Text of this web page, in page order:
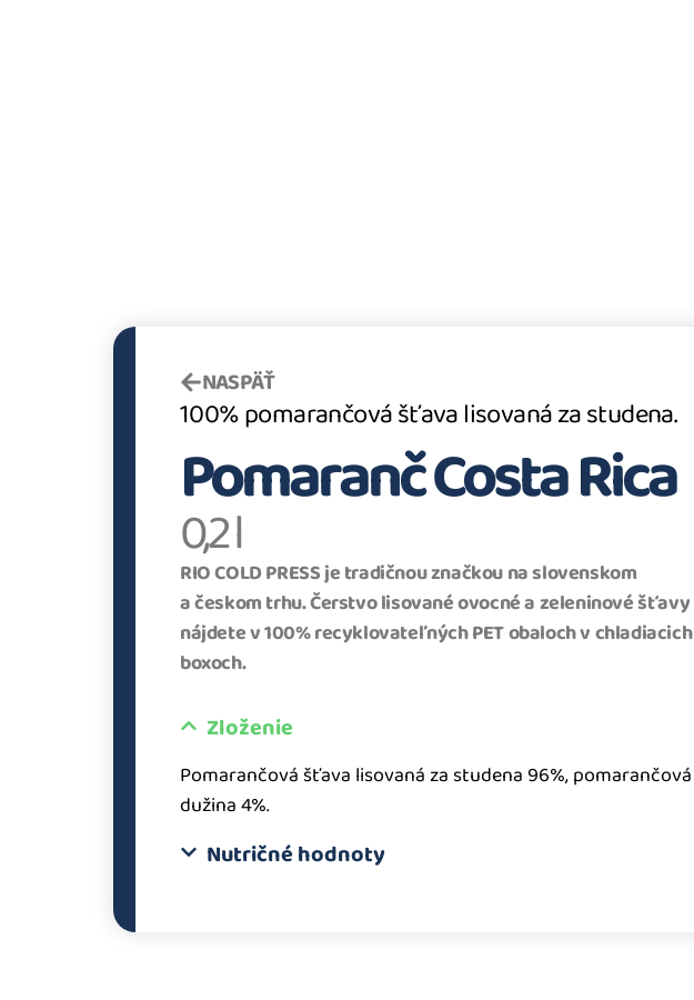
NASPÄŤ
100% pomarančová šťava lisovaná za studena.
Pomaranč Costa Rica
0,2 l
RIO COLD PRESS je tradičnou značkou na slovenskom
a českom trhu. Čerstvo lisované ovocné a zeleninové šťavy
nájdete v 100% recyklovateľných PET obaloch v chladiacich
boxoch.
Zloženie
Pomarančová šťava lisovaná za studena 96%, pomarančová
dužina 4%.
Nutričné hodnoty